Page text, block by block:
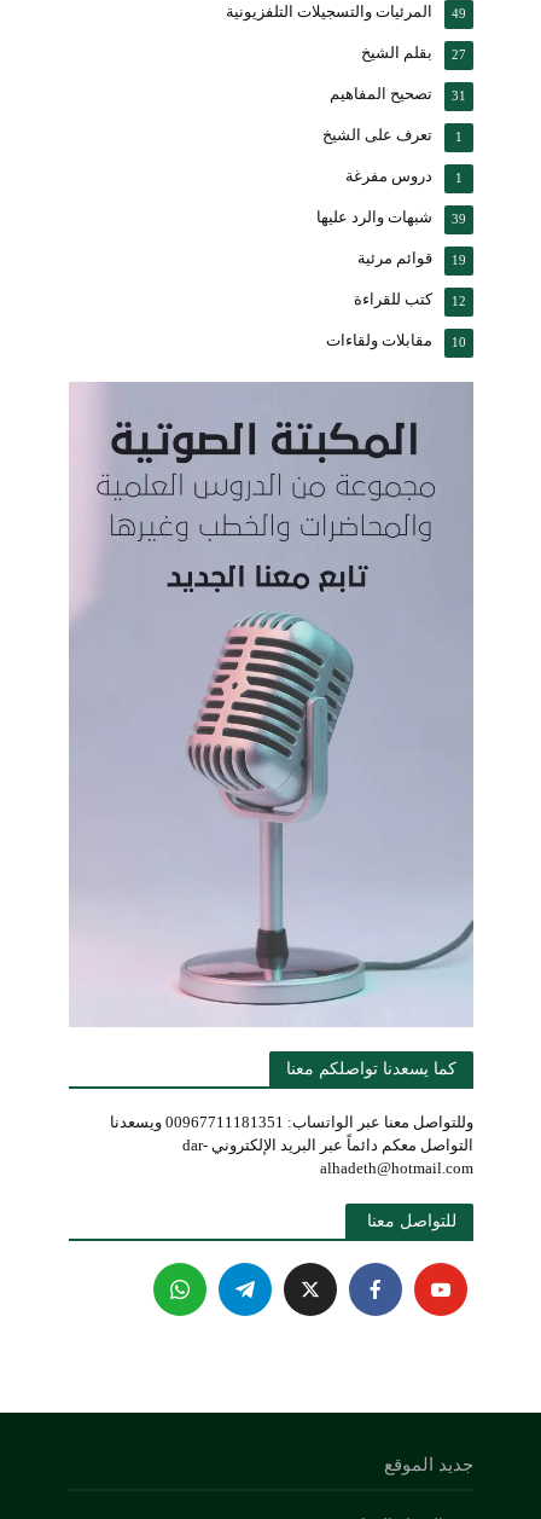
المرئيات والتسجيلات التلفزيونية 49
بقلم الشيخ 27
تصحيح المفاهيم 31
تعرف على الشيخ 1
دروس مفرغة 1
شبهات والرد عليها 39
قوائم مرئية 19
كتب للقراءة 12
مقابلات ولقاءات 10
كما يسعدنا تواصلكم معنا
وللتواصل معنا عبر الواتساب: 00967711181351 ويسعدنا
التواصل معكم دائماً عبر البريد الإلكتروني dar-
alhadeth@hotmail.com
للتواصل معنا
جديد الموقع